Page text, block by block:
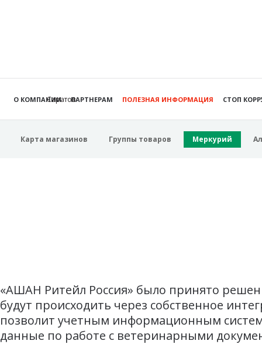
Саратов
О КОМПАНИИ ПАРТНЕРАМ ПОЛЕЗНАЯ ИНФОРМАЦИЯ СТОП
Карта магазинов Группы товаров Меркурий
«АШАН Ритейл Россия» было принято
будут происходить через собственное
позволит учетным информационным
данные по работе с ветеринарными